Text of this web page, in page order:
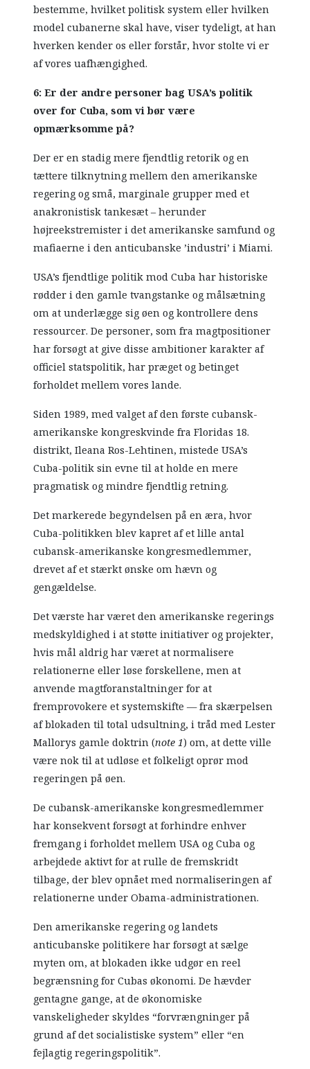
bestemme, hvilket politisk system eller hvilken
model cubanerne skal have, viser tydeligt, at han
hverken kender os eller forstår, hvor stolte vi er
af vores uafhængighed.
6: Er der andre personer bag USA’s politik
over for Cuba, som vi bør være
opmærksomme på?
Der er en stadig mere fjendtlig retorik og en
tættere tilknytning mellem den amerikanske
regering og små, marginale grupper med et
anakronistisk tankesæt – herunder
højreekstremister i det amerikanske samfund og
mafiaerne i den anticubanske ’industri’ i Miami.
USA’s fjendtlige politik mod Cuba har historiske
rødder i den gamle tvangstanke og målsætning
om at underlægge sig øen og kontrollere dens
ressourcer. De personer, som fra magtpositioner
har forsøgt at give disse ambitioner karakter af
officiel statspolitik, har præget og betinget
forholdet mellem vores lande.
Siden 1989, med valget af den første cubansk-
amerikanske kongreskvinde fra Floridas 18.
distrikt, Ileana Ros-Lehtinen, mistede USA’s
Cuba-politik sin evne til at holde en mere
pragmatisk og mindre fjendtlig retning.
Det markerede begyndelsen på en æra, hvor
Cuba-politikken blev kapret af et lille antal
cubansk-amerikanske kongresmedlemmer,
drevet af et stærkt ønske om hævn og
gengældelse.
Det værste har været den amerikanske regerings
medskyldighed i at støtte initiativer og projekter,
hvis mål aldrig har været at normalisere
relationerne eller løse forskellene, men at
anvende magtforanstaltninger for at
fremprovokere et systemskifte — fra skærpelsen
af blokaden til total udsultning, i tråd med Lester
Mallorys gamle doktrin (note 1) om, at dette ville
være nok til at udløse et folkeligt oprør mod
regeringen på øen.
De cubansk-amerikanske kongresmedlemmer
har konsekvent forsøgt at forhindre enhver
fremgang i forholdet mellem USA og Cuba og
arbejdede aktivt for at rulle de fremskridt
tilbage, der blev opnået med normaliseringen af
relationerne under Obama-administrationen.
Den amerikanske regering og landets
anticubanske politikere har forsøgt at sælge
myten om, at blokaden ikke udgør en reel
begrænsning for Cubas økonomi. De hævder
gentagne gange, at de økonomiske
vanskeligheder skyldes “forvrængninger på
grund af det socialistiske system” eller “en
fejlagtig regeringspolitik”.